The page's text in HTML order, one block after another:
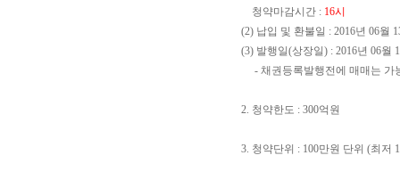
청약마감시간 : 16시
(2) 납입 및 환불일 : 2016년 06월
(3) 발행일(상장일) : 2016년 06월
- 채권등록발행전에 매매는 가
2. 청약한도 : 300억원
3. 청약단위 : 100만원 단위 (최저